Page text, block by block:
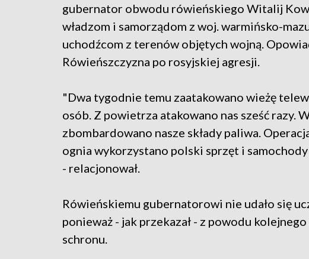
gubernator obwodu rówieńskiego Witalij
władzom i samorządom z woj. warmińsko-
uchodźcom z terenów objętych wojną.
Rówieńszczyzna po rosyjskiej agresji.
"Dwa tygodnie temu zaatakowano wieżę
osób. Z powietrza atakowano nas sześć razy.
zbombardowano nasze składy paliwa.
ognia wykorzystano polski sprzęt i
- relacjonował.
Rówieńskiemu gubernatorowi nie udało się
ponieważ - jak przekazał - z powodu
schronu.